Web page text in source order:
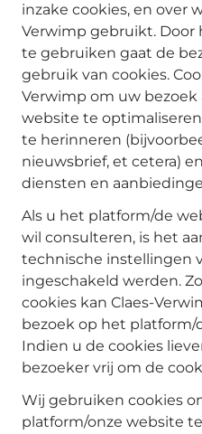
inzake cookies, en over
Verwimp gebruikt.
te gebruiken gaat de
gebruik van cookies.
Verwimp om uw
website te
te herinneren
nieuwsbrief, et cetera)
diensten en
Als u het platform/de
wil consulteren, is het
technische instellingen
ingeschakeld werden.
cookies kan Claes-
bezoek op het platform/
Indien u de cookies
bezoeker vrij om de
Wij gebruiken cookies
platform/onze website